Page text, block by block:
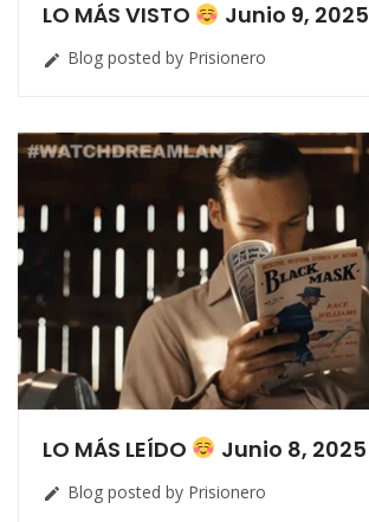
LO MÁS VISTO Junio 9, 2025
 Blog posted by Prisionero
LO MÁS LEÍDO Junio 8, 2025
 Blog posted by Prisionero